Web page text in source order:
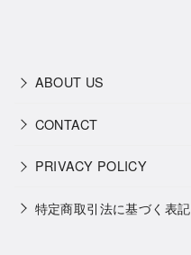
ABOUT US
CONTACT
PRIVACY POLICY
特定商取引法に基づく表記